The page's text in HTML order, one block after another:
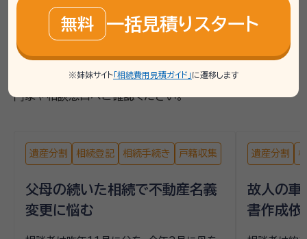
掲載している相談事例は、「いい相続」で過去にお受けした
ご相談内容をもとに、個人が特定されないよう匿名化・一
部編集したうえで要約したものです。実際に必要な手続き
や相談先は、お客様の状況により異なるため、詳しくは専
門家や相談窓口へご確認ください。
遺産分割 相続登記 相続手続き 戸籍収集
父母の続いた相続で不動産名義
変更に悩む
遺産分割
故人の車
書作成依
無料 一括見積りスタート
※姉妹サイト 「相続費用見積ガイド」 に遷移します